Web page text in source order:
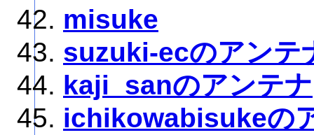
misuke
suzuki-ecのアンテ
kaji_sanのアンテナ
ichikowabisukeの